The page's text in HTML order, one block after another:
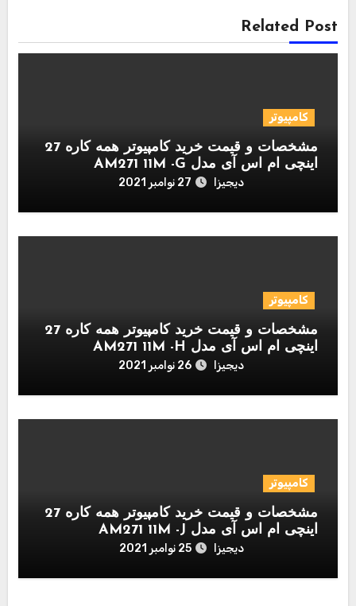
Related Post
کامپیوتر
مشخصات و قیمت خرید کامپیوتر همه کاره 27
اینچی ام اس آی مدل AM271 11M -G
دیجیزا 27 نوامبر 2021
کامپیوتر
مشخصات و قیمت خرید کامپیوتر همه کاره 27
اینچی ام اس آی مدل AM271 11M -H
دیجیزا 26 نوامبر 2021
کامپیوتر
مشخصات و قیمت خرید کامپیوتر همه کاره 27
اینچی ام اس آی مدل AM271 11M -J
دیجیزا 25 نوامبر 2021